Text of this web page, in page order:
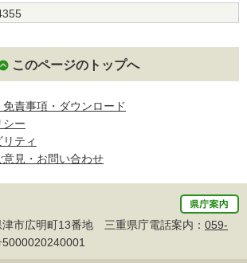
このページのトップへ
責事項・ダウンロード
シー
ティ
見・お問い合わせ
市広明町13番地 三重県庁電話案内： 059-